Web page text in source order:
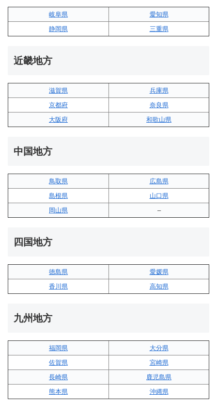
岐阜県
愛知県
静岡県
三重県
近畿地方
滋賀県
兵庫県
京都府
奈良県
大阪府
和歌山県
中国地方
鳥取県
広島県
島根県
山口県
岡山県
–
四国地方
徳島県
愛媛県
香川県
高知県
九州地方
福岡県
大分県
佐賀県
宮崎県
長崎県
鹿児島県
熊本県
沖縄県